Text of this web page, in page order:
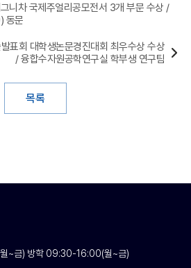
니차 국제주얼리공모전서 3개 부문 수상 /
동문
목록
표회 대학생논문경진대회 최우수상 수상
/ 융합수자원공학연구실 학부생 연구팀
~금) 방학 09:30-16:00(월~금)